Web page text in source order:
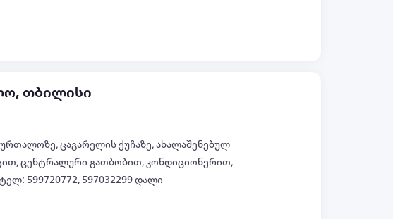
თბილისი
ცაგარელის ქუჩაზე, ახალაშენებულ
ცენტრალური გათბობით, კონდიციონერით,
599720772, 597032299 დალი